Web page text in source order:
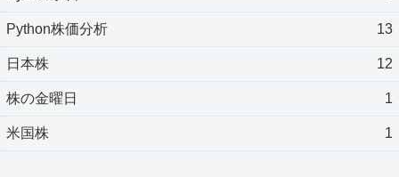
Python株価分析 13
日本株 12
株の金曜日 1
米国株 1